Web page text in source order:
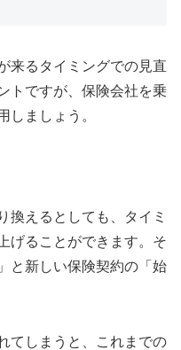
来るタイミングでの見直
トですが、保険会社を乗
しましょう。
換えるとしても、タイミ
げることができます。そ
と新しい保険契約の「始
てしまうと、これまでの